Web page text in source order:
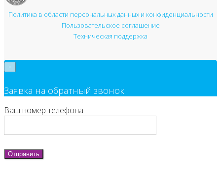
Политика в области персональных данных и конфиденциальности
Пользовательское соглашение
Техническая поддержка
Заявка на обратный звонок
Ваш номер телефона
Отправить